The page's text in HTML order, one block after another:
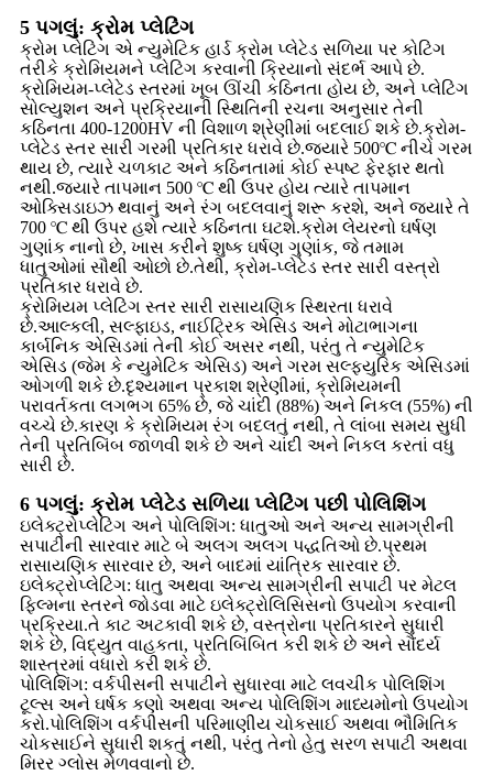
5 પગલું: ક્રોમ પ્લેટિંગ
ક્રોમ પ્લેટિંગ એ ન્યુમેટિક હાર્ડ ક્રોમ પ્લેટેડ સળિયા પર કોટિંગ
તરીકે ક્રોમિયમને પ્લેટિંગ કરવાની ક્રિયાનો સંદર્ભ આપે છે.
ક્રોમિયમ-પ્લેટેડ સ્તરમાં ખૂબ ઊંચી કઠિનતા હોય છે, અને પ્લેટિંગ
સોલ્યુશન અને પ્રક્રિયાની સ્થિતિની રચના અનુસાર તેની
કઠિનતા 400-1200HV ની વિશાળ શ્રેણીમાં બદલાઈ શકે છે.ક્રોમ-
પ્લેટેડ સ્તર સારી ગરમી પ્રતિકાર ધરાવે છે.જ્યારે 500℃ નીચે ગરમ
થાય છે, ત્યારે ચળકાટ અને કઠિનતામાં કોઈ સ્પષ્ટ ફેરફાર થતો
નથી.જ્યારે તાપમાન 500 ℃ થી ઉપર હોય ત્યારે તાપમાન
ઓક્સિડાઇઝ થવાનું અને રંગ બદલવાનું શરૂ કરશે, અને જ્યારે તે
700 ℃ થી ઉપર હશે ત્યારે કઠિનતા ઘટશે.ક્રોમ લેયરનો ઘર્ષણ
ગુણાંક નાનો છે, ખાસ કરીને શુષ્ક ઘર્ષણ ગુણાંક, જે તમામ
ધાતુઓમાં સૌથી ઓછો છે.તેથી, ક્રોમ-પ્લેટેડ સ્તર સારી વસ્ત્રો
પ્રતિકાર ધરાવે છે.
ક્રોમિયમ પ્લેટિંગ સ્તર સારી રાસાયણિક સ્થિરતા ધરાવે
છે.આલ્કલી, સલ્ફાઇડ, નાઈટ્રિક એસિડ અને મોટાભાગના
કાર્બનિક એસિડમાં તેની કોઈ અસર નથી, પરંતુ તે ન્યુમેટિક
એસિડ (જેમ કે ન્યુમેટિક એસિડ) અને ગરમ સલ્ફ્યુરિક એસિડમાં
ઓગળી શકે છે.દૃશ્યમાન પ્રકાશ શ્રેણીમાં, ક્રોમિયમની
પરાવર્તકતા લગભગ 65% છે, જે ચાંદી (88%) અને નિકલ (55%) ની
વચ્ચે છે.કારણ કે ક્રોમિયમ રંગ બદલતું નથી, તે લાંબા સમય સુધી
તેની પ્રતિબિંબ જાળવી શકે છે અને ચાંદી અને નિકલ કરતાં વધુ
સારી છે.
6 પગલું: ક્રોમ પ્લેટેડ સળિયા પ્લેટિંગ પછી પોલિશિંગ
ઇલેક્ટ્રોપ્લેટિંગ અને પોલિશિંગ: ધાતુઓ અને અન્ય સામગ્રીની
સપાટીની સારવાર માટે બે અલગ અલગ પદ્ધતિઓ છે.પ્રથમ
રાસાયણિક સારવાર છે, અને બાદમાં યાંત્રિક સારવાર છે.
ઇલેક્ટ્રોપ્લેટિંગ: ધાતુ અથવા અન્ય સામગ્રીની સપાટી પર મેટલ
ફિલ્મના સ્તરને જોડવા માટે ઇલેક્ટ્રોલિસિસનો ઉપયોગ કરવાની
પ્રક્રિયા.તે કાટ અટકાવી શકે છે, વસ્ત્રોના પ્રતિકારને સુધારી
શકે છે, વિદ્યુત વાહકતા, પ્રતિબિંબિત કરી શકે છે અને સૌંદર્ય
શાસ્ત્રમાં વધારો કરી શકે છે.
પોલિશિંગ: વર્કપીસની સપાટીને સુધારવા માટે લવચીક પોલિશિંગ
ટૂલ્સ અને ઘર્ષક કણો અથવા અન્ય પોલિશિંગ માધ્યમોનો ઉપયોગ
કરો.પોલિશિંગ વર્કપીસની પરિમાણીય ચોકસાઈ અથવા ભૌમિતિક
ચોકસાઈને સુધારી શકતું નથી, પરંતુ તેનો હેતુ સરળ સપાટી અથવા
મિરર ગ્લોસ મેળવવાનો છે.